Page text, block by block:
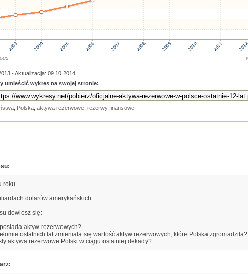
- Aktualizacja: 09.10.2014
umieścić wykres na swojej stronie:
Polska aktywa rezerwowe rezerwy finansowe
roku.
dolarów amerykańskich.
dowiesz się:
aktyw rezerwowych?
ostatnich lat zmieniała się wartość aktyw rezerwowych, które Polska zgromadziła?
aktywa rezerwowe Polski w ciągu ostatniej dekady?